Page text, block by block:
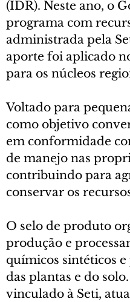
(IDR). Neste ano, o
programa com
administrada pela
aporte foi aplicado
para os núcleos
Voltado para
como objetivo
em conformidade
de manejo nas
contribuindo para
conservar os
O selo de produto
produção e
químicos sintéticos
das plantas e do
vinculado à Seti,